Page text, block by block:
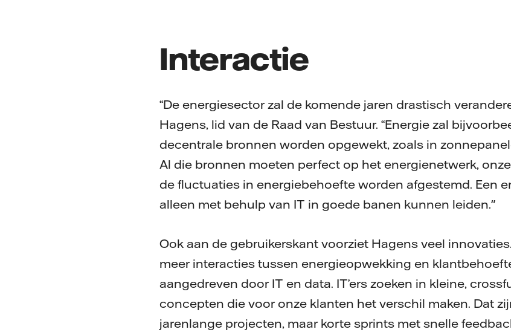
Interactie
“De energiesector zal de komende jaren drastisch
Hagens, lid van de Raad van Bestuur. “Energie zal
decentrale bronnen worden opgewekt, zoals in
Al die bronnen moeten perfect op het energienetwerk,
de fluctuaties in energiebehoefte worden afgestemd. Een
alleen met behulp van IT in goede banen kunnen leiden."
Ook aan de gebruikerskant voorziet Hagens veel
meer interacties tussen energieopwekking en
aangedreven door IT en data. IT’ers zoeken in kleine,
concepten die voor onze klanten het verschil maken. Dat
jarenlange projecten, maar korte sprints met snelle